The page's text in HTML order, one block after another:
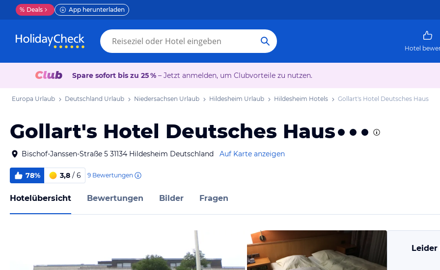
% Deals App herunterladen
Hotel
Spare sofort bis zu 25 % – Jetzt anmelden, um Clubvorteile zu nutzen.
Europa Urlaub Deutschland Urlaub Niedersachsen Urlaub Hildesheim Urlaub Hildesheim Hotels Gollart's Hotel Deutsches Haus
Gollart's Hotel Deutsches Haus
Bischof-Janssen-Straße 5 31134 Hildesheim Deutschland Auf Karte anzeigen
78% 3,8 / 6 9 Bewertungen
Hotelübersicht Bewertungen Bilder Fragen